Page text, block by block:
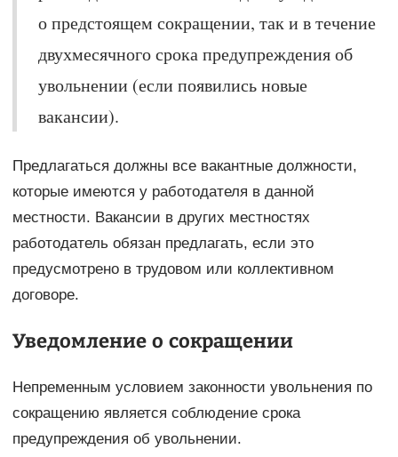
о предстоящем сокращении, так и в течение
двухмесячного срока предупреждения об
увольнении (если появились новые
вакансии).
Предлагаться должны все вакантные должности,
которые имеются у работодателя в данной
местности. Вакансии в других местностях
работодатель обязан предлагать, если это
предусмотрено в трудовом или коллективном
договоре.
Уведомление о сокращении
Непременным условием законности увольнения по
сокращению является соблюдение срока
предупреждения об увольнении.